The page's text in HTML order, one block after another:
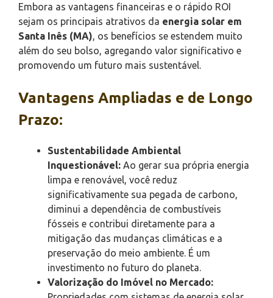
Embora as vantagens financeiras e o rápido ROI
sejam os principais atrativos da energia solar em
Santa Inês (MA) , os benefícios se estendem muito
além do seu bolso, agregando valor significativo e
promovendo um futuro mais sustentável.
Vantagens Ampliadas e de Longo
Prazo:
Sustentabilidade Ambiental
Inquestionável: Ao gerar sua própria energia
limpa e renovável, você reduz
significativamente sua pegada de carbono,
diminui a dependência de combustíveis
fósseis e contribui diretamente para a
mitigação das mudanças climáticas e a
preservação do meio ambiente. É um
investimento no futuro do planeta.
Valorização do Imóvel no Mercado: